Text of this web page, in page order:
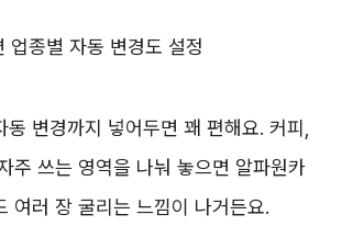
업종별 자동 변경도 설정
동 변경까지 넣어두면 꽤 편해요. 커피,
주 쓰는 영역을 나눠 놓으면 알파원카
여러 장 굴리는 느낌이 나거든요.